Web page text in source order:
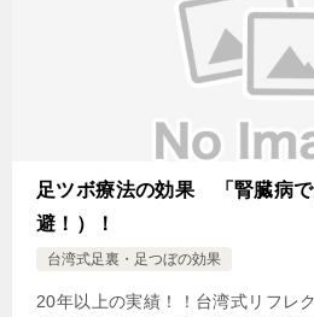
足ツボ療法の効果 「腎臓病で
避！）！
台湾式足裏・足つぼの効果
20年以上の実績！！台湾式リフレ